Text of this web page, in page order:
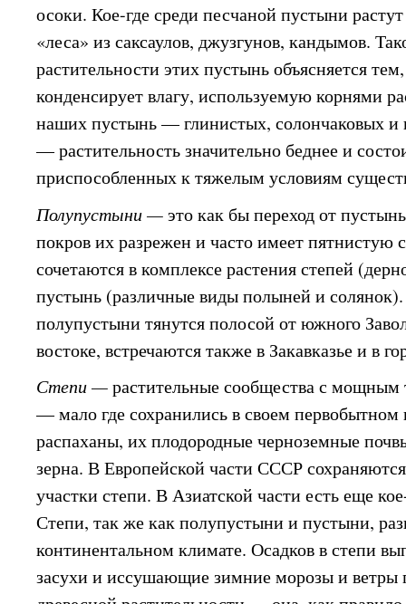
осоки. Кое-где среди песчаной пустыни
«леса» из саксаулов, джузгунов, кандымов.
растительности этих пустынь объясняется
конденсирует влагу, используемую корнями
наших пустынь — глинистых, солончаковых и
— растительность значительно беднее и
приспособленных к тяжелым условиям
Полупустыни — это как бы переход от
покров их разрежен и часто имеет пятнистую
сочетаются в комплексе растения степей
пустынь (различные виды полыней и
полупустыни тянутся полосой от южного
востоке, встречаются также в Закавказье и в
Степи —растительные сообщества с
— мало где сохранились в своем
распаханы, их плодородные черноземные
зерна. В Европейской части СССР
участки степи. В Азиатской части есть еще
Степи, так же как полупустыни и пустыни,
континентальном климате. Осадков в степи
засухи и иссушающие зимние морозы и ветры